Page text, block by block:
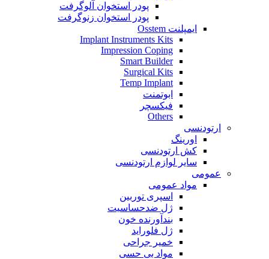
پودر استخوان آلوگرفت
پودر استخوان زنوگرفت
ایمپلنت Osstem
Implant Instruments Kits
Impression Coping
Smart Builder
Surgical Kits
Temp Implant
ابوتمنت
فیکسچر
Others
ارتودنسی
اورینگ
کش ارتودنسی
سایر لوازم ارتودنسی
عمومی
مواد عمومی
اسپری توربین
ژل ضدحساسیت
بندآورنده خون
ژل فلوراید
خمیر جراحی
مواد بی حسی